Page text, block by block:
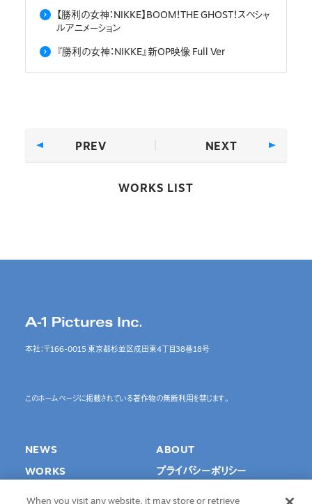
【勝利の女神：NIKKE】BOOM！THE GHOST！スペシャ
ルアニメーション
『勝利の女神：NIKKE』新OP映像 Full Ver
PREV
WORKS LIST
NEXT
本社：〒166-0015 東京都杉並区成田東4丁目38番18号
このホームページに掲載されている著作物の無断利用を禁じます。
NEWS
WORKS
ABOUT
プライバシーポリシー
When you visit any website, it may store or retrieve